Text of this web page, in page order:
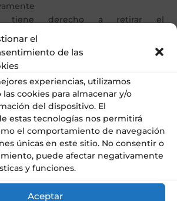
el
de las
experiencias, utilizamos
cookies para almacenar y/o
del dispositivo. El
estas tecnologías nos permitirá
el comportamiento de navegación
únicas en este sitio. No consentir o
puede afectar negativamente
y funciones.
Aceptar
tiene derecho a retirar el
dado en cualquier momento. La
no afectará a la licitud del
antes de la retirada del
a presentar una reclamación
de control si considera que pueden
sus derechos en relación a la
datos (www.aepd.es).
facilite se tratarán de forma
prestador ha adoptado todas las